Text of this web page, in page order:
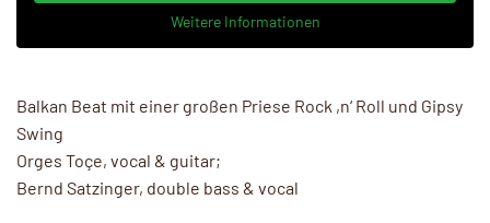
Weitere Informationen
Balkan Beat mit einer großen Priese Rock ,n‘ Roll und Gipsy
Swing
Orges Toçe, vocal & guitar;
Bernd Satzinger, double bass & vocal